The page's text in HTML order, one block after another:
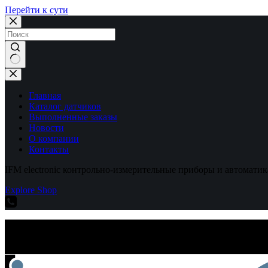
Перейти к сути
Ничего
не
найденоГлавная
Каталог датчиков
Выполненные заказы
Новости
О компании
Контакты
IFM electronic контрольно-измерительные приборы и
Explore Shop